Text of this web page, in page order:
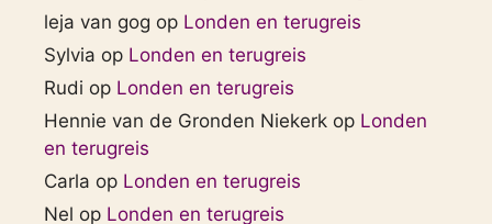
leja van gog op Londen en terugreis
Sylvia op Londen en terugreis
Rudi op Londen en terugreis
Hennie van de Gronden Niekerk op Londen
en terugreis
Carla op Londen en terugreis
Nel op Londen en terugreis